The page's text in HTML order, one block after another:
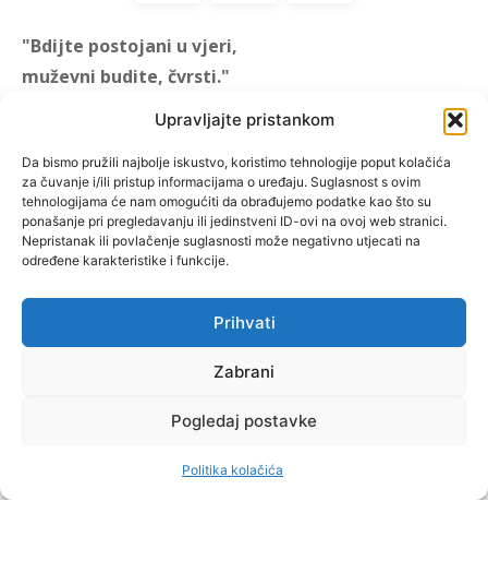
Upravljajte pristankom
Da bismo pružili najbolje iskustvo, koristimo tehnologije poput kolačića
za čuvanje i/ili pristup informacijama o uređaju. Suglasnost s ovim
tehnologijama će nam omogućiti da obrađujemo podatke kao što su
ponašanje pri pregledavanju ili jedinstveni ID-ovi na ovoj web stranici.
Nepristanak ili povlačenje suglasnosti može negativno utjecati na
određene karakteristike i funkcije.
Prihvati
Zabrani
Pogledaj postavke
Politika kolačića
"Bdijte postojani u vjeri,
muževni budite, čvrsti."
"Muževni budite" prvi je
hrvatski portal za katoličke
muškarce koji pokušava
reafirmirati u današnje
vrijeme itekako narušen
biblijski koncept muževnosti,
koji pokušavamo osvijetliti iz
više aspekata, prigodnih
rubrika i poticajnih inicijativa.